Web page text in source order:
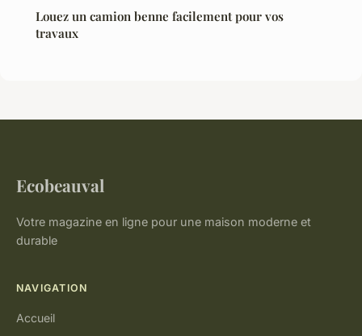
Louez un camion benne facilement pour vos
travaux
Ecobeauval
Votre magazine en ligne pour une maison moderne et
durable
NAVIGATION
Accueil